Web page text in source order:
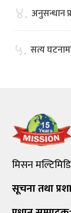
४. अनुसन्धान
५. सत्य
मिसन
सूचना तथा